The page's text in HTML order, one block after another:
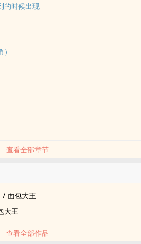
个，全处3.做饭有女主导（比如和
的时候出现
查看全部章节
/ 面包大王
大王
查看全部作品